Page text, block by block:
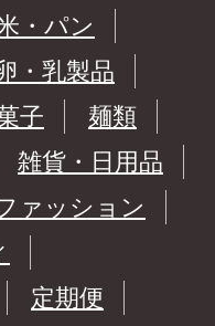
・パン
・乳製品
子
麺類
雑貨・日用品
ァッション
定期便